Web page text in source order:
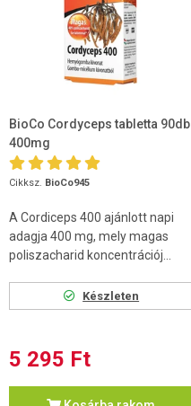
BioCo Cordyceps tabletta 90db
400mg
Cikksz. BioCo945
A Cordiceps 400 ajánlott napi
adagja 400 mg, mely magas
poliszacharid koncentrációj...
Készleten
5 295 Ft